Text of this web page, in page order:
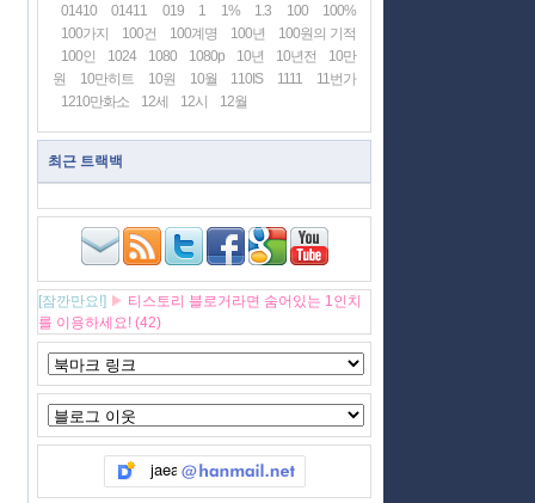
01410 01411 019 1 1% 1.3 100
100%
100가지
100건 100계명 100년
100원의 기적
100인
1024 1080 1080p 10년 10년전
10만
원
10만히트 10원 10월 110IS 1111
11번가
1210만화소
12세 12시 12월
최근 트랙백
[잠깐만요!] ▶ 티스토리 블로거라면 숨어있는 1인치
를 이용하세요! (42)